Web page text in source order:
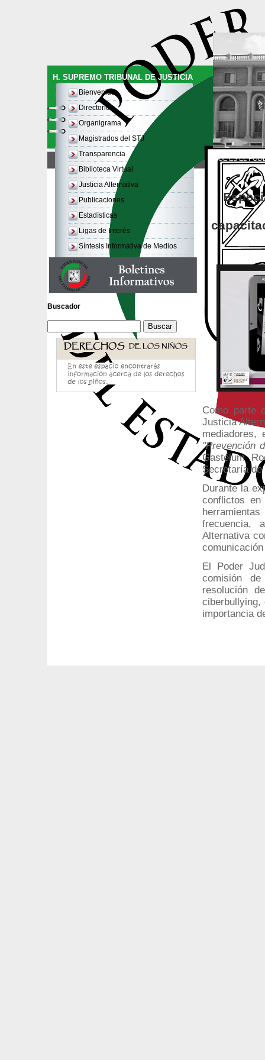
H. SUPREMO TRIBUNAL DE JUSTICIA
Bienvenida
Directorio
Organigrama
Magistrados del STJ
Transparencia
Biblioteca Virtual
Justicia Alternativa
Publicaciones
Estadísticas
Ligas de Interés
Síntesis Informativa de Medios
Buscador
QUE ES EL
Como parte
Justicia
"Prevención
Gastélum
Secretaría de
Durante la
conflictos
frecuencia,
Alternativa
El Poder
comisión
resolución
ciberbullying,
importancia